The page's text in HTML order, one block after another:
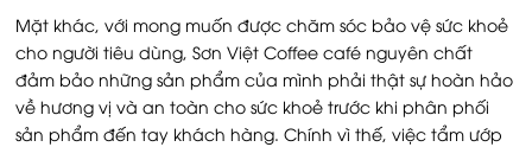
Mặt khác, với mong muốn được chăm sóc bảo vệ sức khoẻ
cho người tiêu dùng, Sơn Việt Coffee café nguyên chất
đảm bảo những sản phẩm của mình phải thật sự hoàn hảo
về hương vị và an toàn cho sức khoẻ trước khi phân phối
sản phẩm đến tay khách hàng. Chính vì thế, việc tẩm ướp